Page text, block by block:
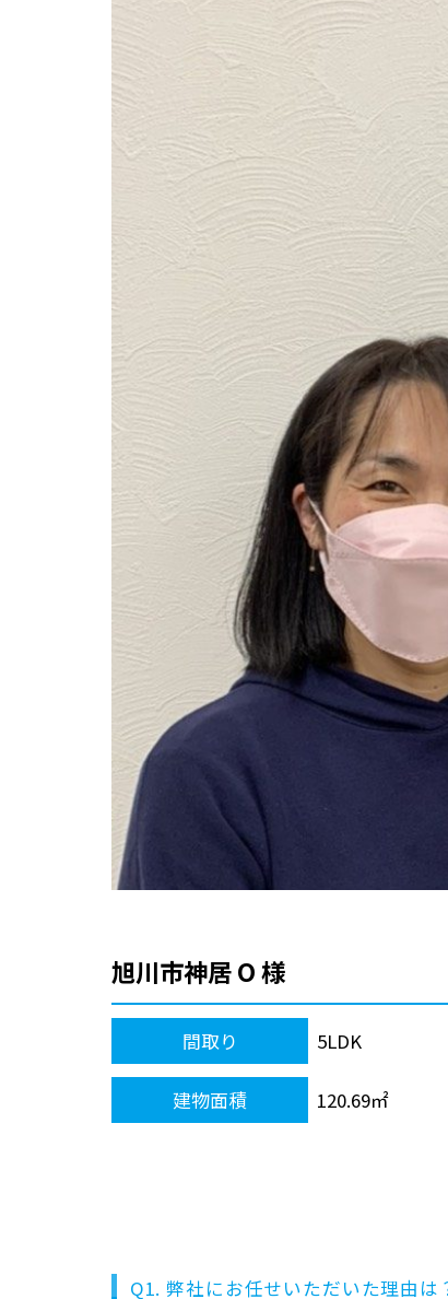
旭川市神居 O 様
間取り 5LDK
建物面積 120.69㎡
Q1. 弊社にお任せいただいた理由は